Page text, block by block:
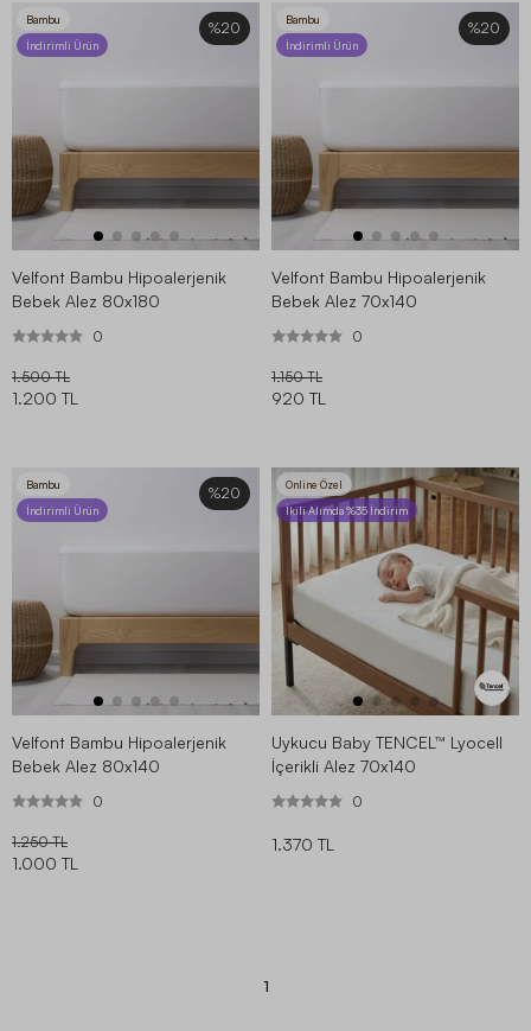
%20
Bambu
İndirimli Ürün
Velfont Bambu Hipoalerjenik
Bebek Alez 80x180
0
1.500 TL
1.200 TL
%20
Bambu
İndirimli Ürün
Velfont Bambu Hipoalerjenik
Bebek Alez 70x140
0
1.150 TL
920 TL
%20
Bambu
İndirimli Ürün
Velfont Bambu Hipoalerjenik
Bebek Alez 80x140
0
1.250 TL
1.000 TL
Online Özel
İkili Alımda %35 İndirim
Uykucu Baby TENCEL™ Lyocell
İçerikli Alez 70x140
0
1.370 TL
1